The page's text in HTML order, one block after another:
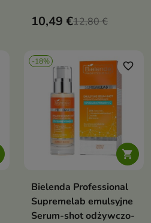
silną dawką antyoksydantów,
intensywnym nawilżeniem i
blasku i narażonej na stres
środowiskowy
10,49 €12,80 €
-18%

favorite_border
Bielenda Professional
Supremelab emulsyjne
Serum-shot odżywczo-